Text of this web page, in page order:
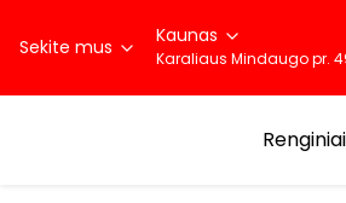
Sekite mus Kaunas
Karaliaus Mindaugo pr.
Renginiai